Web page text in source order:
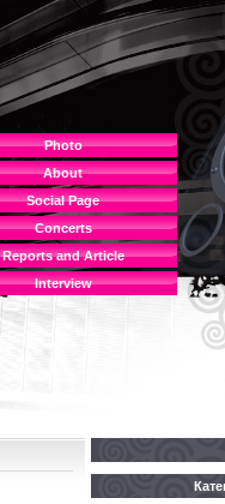
Photo
About
Social Page
Concerts
Reports and Article
Interview